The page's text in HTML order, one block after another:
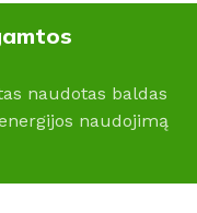
naudotas baldas
naudojimą